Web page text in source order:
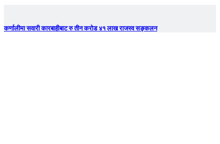
कर्णालीमा सवारी कारबाहीबाट रु तीन करोड ४१ लाख राजस्व सङ्कलन